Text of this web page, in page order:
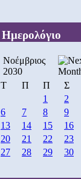
Ημερολόγιο
Νοέμβριος
2030
Τ Π Π Σ
1
2
6 7 8 9
13 14 15 16
20 21 22 23
27 28 29 30